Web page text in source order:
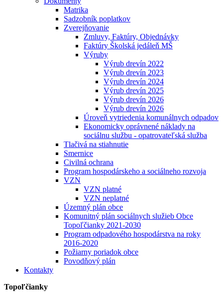
Matrika
Sadzobník poplatkov
Zverejňovanie
Zmluvy, Faktúry, Objednávky
Faktúry Školská jedáleň MŠ
Výruby
Výrub drevín 2022
Výrub drevín 2023
Výrub drevín 2024
Výrub drevín 2025
Výrub drevín 2026
Výrub drevín 2026
Úroveň vytriedenia komunálnych odpadov
Ekonomicky oprávnené náklady na
sociálnu službu - opatrovateľská služba
Tlačivá na stiahnutie
Smernice
Civilná ochrana
Program hospodárskeho a sociálneho rozvoja
VZN
VZN platné
VZN neplatné
Územný plán obce
Komunitný plán sociálnych služieb Obce
Topoľčianky 2021-2030
Program odpadového hospodárstva na roky
2016-2020
Požiarny poriadok obce
Povodňový plán
Kontakty
Topoľčianky